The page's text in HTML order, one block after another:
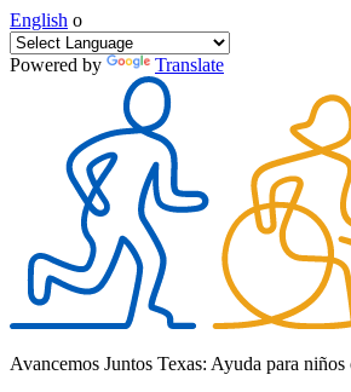
English o
Powered by Translate
Avancemos Juntos Texas: Ayuda para